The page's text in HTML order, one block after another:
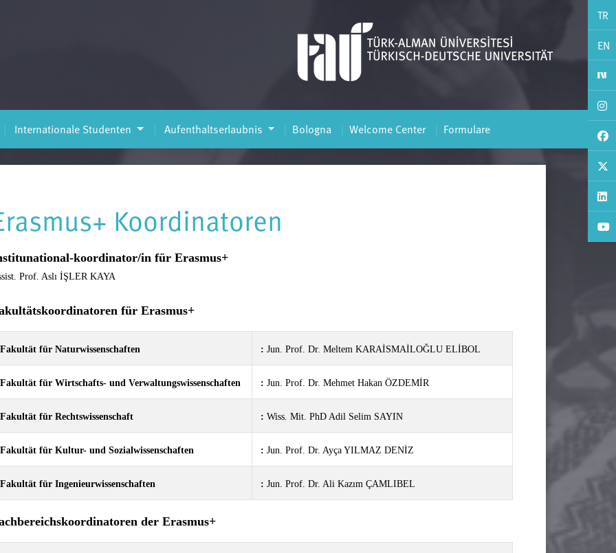
TR
EN
Internationale Studenten Aufenthaltserlaubnis Bologna Welcome Center Formulare
Koordinatoren
koordinator/in für Erasmus+
Prof. Aslı İŞLER KAYA
koordinatoren für Erasmus+
Fakultät für Naturwissenschaften : Jun. Prof. Dr. Meltem KARAİSMAİLOĞLU ELİBOL
Fakultät für Wirtschafts- und Verwaltungswissenschaften : Jun. Prof. Dr. Mehmet Hakan ÖZDEMİR
Fakultät für Rechtswissenschaft : Wiss. Mit. PhD Adil Selim SAYIN
Fakultät für Kultur- und Sozialwissenschaften : Jun. Prof. Dr. Ayça YILMAZ DENİZ
Fakultät für Ingenieurwissenschaften : Jun. Prof. Dr. Ali Kazım ÇAMLIBEL
der Erasmus+